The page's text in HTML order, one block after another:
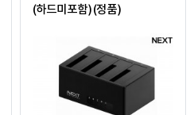
(하드미포함) (정품)